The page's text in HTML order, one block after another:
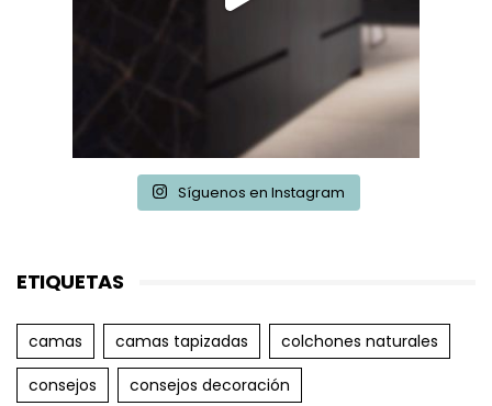
Síguenos en Instagram
ETIQUETAS
camas camas tapizadas
colchones naturales
consejos
consejos decoración